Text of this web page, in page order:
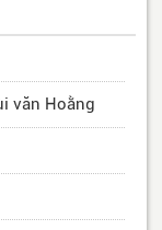
văn Hoằng